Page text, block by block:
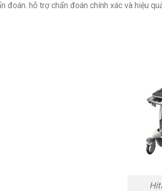
đoán. hỗ trợ chẩn đoán chính xác và hiệu